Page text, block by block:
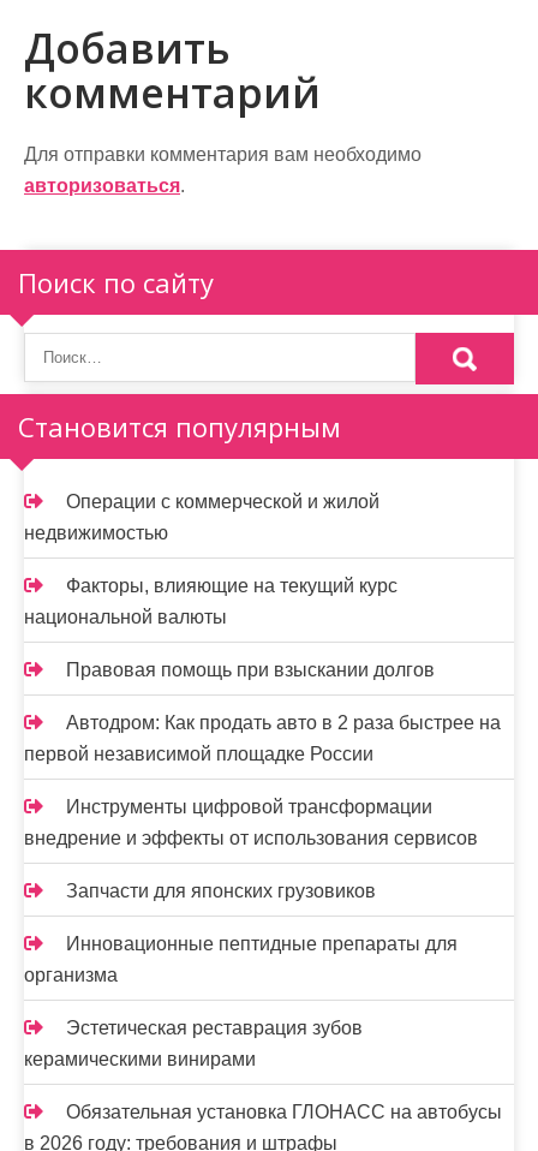
и
г
а
ц
я
п
о
з
а
п
и
с
я
м
Добавить
комментарий
Для отправки комментария вам необходимо
авторизоваться.
Поиск по сайту
Становится популярным
Операции с коммерческой и жилой
недвижимостью
Факторы, влияющие на текущий курс
национальной валюты
Правовая помощь при взыскании долгов
Автодром: Как продать авто в 2 раза быстрее на
первой независимой площадке России
Инструменты цифровой трансформации
внедрение и эффекты от использования сервисов
Запчасти для японских грузовиков
Инновационные пептидные препараты для
организма
Эстетическая реставрация зубов
керамическими винирами
Обязательная установка ГЛОНАСС на автобусы
в 2026 году: требования и штрафы